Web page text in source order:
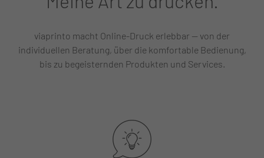
viaprinto macht Online-Druck erlebbar — von der
individuellen Beratung, über die komfortable Bedienung,
bis zu begeisternden Produkten und Services.